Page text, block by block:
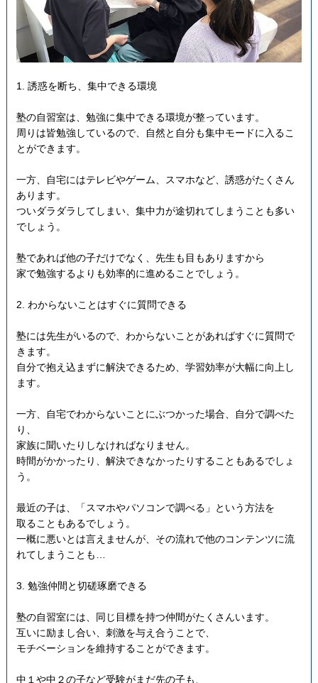
1. 誘惑を断ち、集中できる環境
塾の自習室は、勉強に集中できる環境が整っています。
周りは皆勉強しているので、自然と自分も集中モードに入るこ
とができます。
一方、自宅にはテレビやゲーム、スマホなど、誘惑がたくさん
あります。
ついダラダラしてしまい、集中力が途切れてしまうことも多い
でしょう。
塾であれば他の子だけでなく、先生も目もありますから
家で勉強するよりも効率的に進めることでしょう。
2. わからないことはすぐに質問できる
塾には先生がいるので、わからないことがあればすぐに質問で
きます。
自分で抱え込まずに解決できるため、学習効率が大幅に向上し
ます。
一方、自宅でわからないことにぶつかった場合、自分で調べた
り、
家族に聞いたりしなければなりません。
時間がかかったり、解決できなかったりすることもあるでしょ
う。
最近の子は、「スマホやパソコンで調べる」という方法を
取ることもあるでしょう。
一概に悪いとは言えませんが、その流れで他のコンテンツに流
れてしまうことも…
3. 勉強仲間と切磋琢磨できる
塾の自習室には、同じ目標を持つ仲間がたくさんいます。
互いに励まし合い、刺激を与え合うことで、
モチベーションを維持することができます。
中１や中２の子など受験がまだ先の子も、